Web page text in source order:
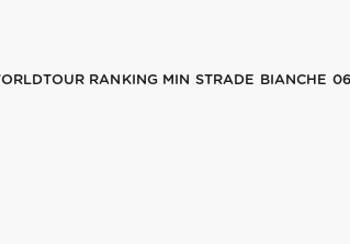
RANKING MIN STRADE BIANCHE